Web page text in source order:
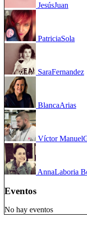
JesúsJuan
PatriciaSola
SaraFernandez
BlancaArias
Víctor Manuel
AnnaLaboria
Eventos
No hay eventos